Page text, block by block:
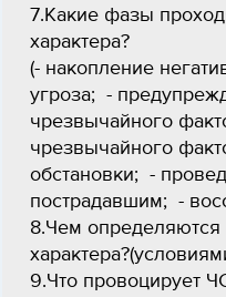
7.Какие фазы
характера?
(- накопление
угроза; -
чрезвычайного
чрезвычайного
обстановки; -
пострадавшим; -
8.Чем определяются
9.Что провоцирует